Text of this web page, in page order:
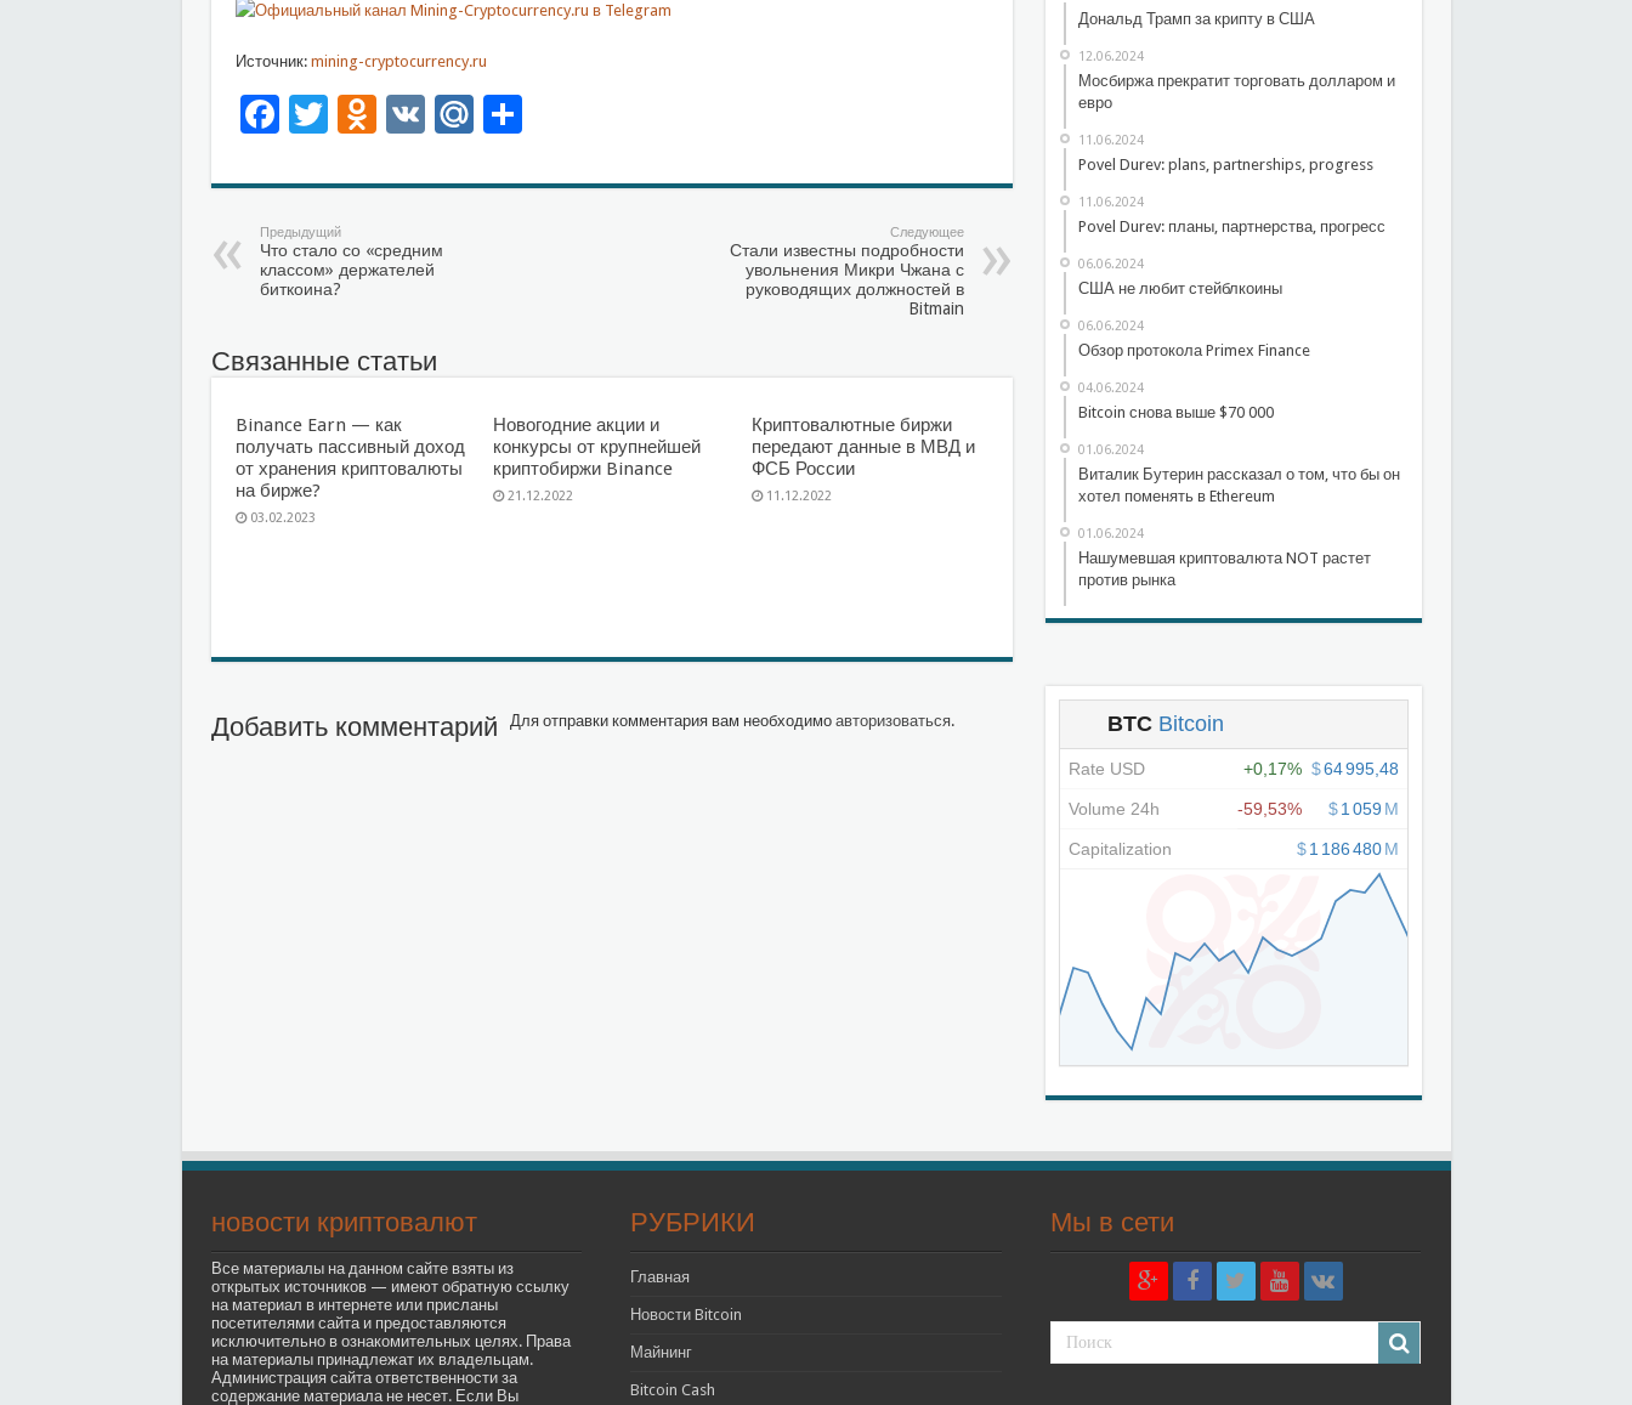
Источник:mining-cryptocurrency.ru
Facebook
Twitter
Odnoklassniki
VKMail.Ru
Отправить
Предыдущий
Что стало со «средним
классом» держателей
биткоина?
Следующее
Стали известны подробности
увольнения Микри Чжана с
руководящих должностей в
Bitmain
Связанные статьи
Binance Earn — как
получать пассивный доход
от хранения криптовалюты
на бирже?
03.02.2023
Новогодние акции и
конкурсы от крупнейшей
криптобиржи Binance
21.12.2022
Криптовалютные биржи
передают данные в МВД и
ФСБ России
11.12.2022
Добавить комментарий Для отправки комментария вам необходимо авторизоваться.
Дональд Трамп за крипту в США
12.06.2024
Мосбиржа прекратит торговать долларом и
евро
11.06.2024
Povel Durev: plans, partnerships, progress
11.06.2024
Povel Durev: планы, партнерства, прогресс
06.06.2024
США не любит стейблкоины
06.06.2024
Обзор протокола Primex Finance
04.06.2024
Bitcoin снова выше $70 000
01.06.2024
Виталик Бутерин рассказал о том, что бы он
хотел поменять в Ethereum
01.06.2024
Нашумевшая криптовалюта NOT растет
против рынка
новости криптовалют
Все материалы на данном сайте взяты из
открытых источников — имеют обратную ссылку
на материал в интернете или присланы
посетителями сайта и предоставляются
исключительно в ознакомительных целях. Права
на материалы принадлежат их владельцам.
Администрация сайта ответственности за
содержание материала не несет. Если Вы
РУБРИКИ
Главная
Новости Bitcoin
Майнинг
Bitcoin Cash
Мы в сети